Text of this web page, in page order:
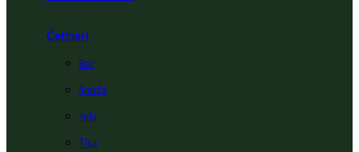
Četinari
Bor
Smrča
Jela
Tisa